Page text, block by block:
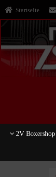
Startseite
2V Boxershop